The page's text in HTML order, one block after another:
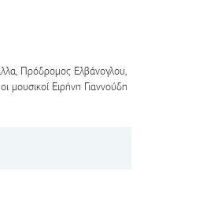
Πρόδρομος Ελβάνογλου,
μουσικοί Ειρήνη Γιαννούδη